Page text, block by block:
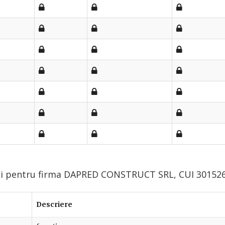
firma DAPRED CONSTRUCT SRL, CUI
Descriere